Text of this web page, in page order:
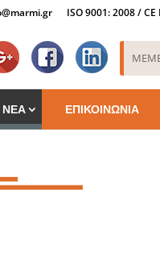
ISO 9001: 2008 /
Fac lin
ΝΕΑ ΕΠΙΚΟΙΝΩΝΙΑ